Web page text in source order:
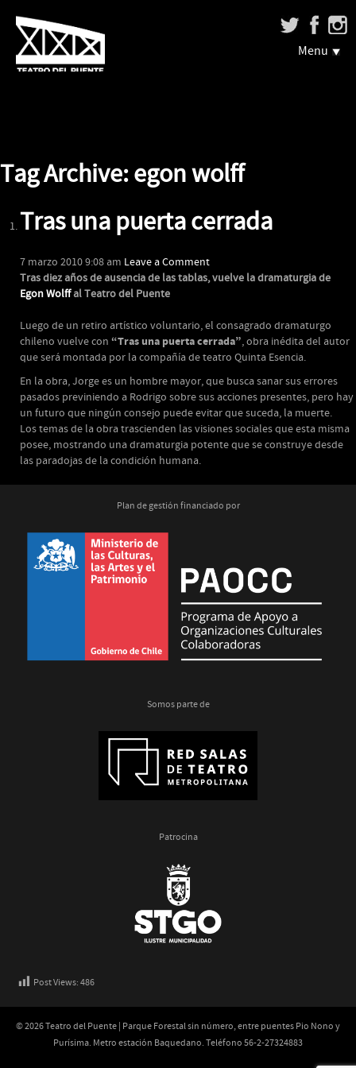
Menu
Tag Archive: egon wolff
Tras una puerta cerrada
7 marzo 2010 9:08 am Leave a Comment
Tras diez años de ausencia de las tablas, vuelve la dramaturgia de
Egon Wolffal Teatro del Puente
Luego de un retiro artístico voluntario, el consagrado dramaturgo
chileno vuelve con “Tras una puerta cerrada”, obra inédita del autor
que será montada por la compañía de teatro Quinta Esencia.
En la obra, Jorge es un hombre mayor, que busca sanar sus errores
pasados previniendo a Rodrigo sobre sus acciones presentes, pero hay
un futuro que ningún consejo puede evitar que suceda, la muerte.
Los temas de la obra trascienden las visiones sociales que esta misma
posee, mostrando una dramaturgia potente que se construye desde
las paradojas de la condición humana.
Plan de gestión financiado por
Somos parte de
Patrocina
Post Views:486
© 2026 Teatro del Puente | Parque Forestal sin número, entre puentes Pio Nono y
Purísima. Metro estación Baquedano. Teléfono 56-2-27324883